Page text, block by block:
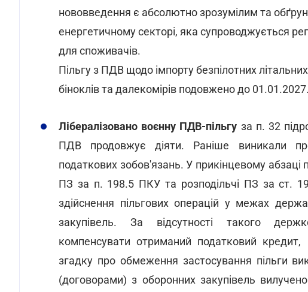
нововведення є абсолютно зрозумілим та
енергетичному секторі, яка супроводжується
для споживачів.
Пільгу з ПДВ щодо імпорту безпілотних
біноклів та далекомірів подовжено до 01.01.2027.
Лібералізовано воєнну ПДВ-пільгу за п. 32
ПДВ продовжує діяти. Раніше виникали
податкових зобов'язань. У прикінцевому
ПЗ за п. 198.5 ПКУ та розподільчі ПЗ за ст.
здійснення пільгових операцій у межах
закупівель. За відсутності такого
компенсувати отриманий податковий
згадку про обмеження застосування пільги
(договорами) з оборонних закупівель